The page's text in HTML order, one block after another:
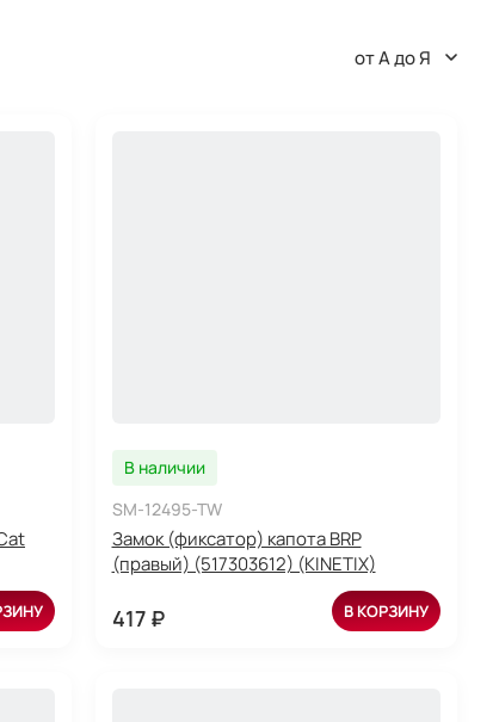
от А до Я
В наличии
SM-12495-TW
Замок (фиксатор) капота BRP
(правый) (517303612) (KINETIX)
417 ₽ В КОРЗИНУ